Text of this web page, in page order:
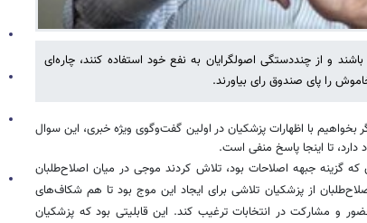
باشند و از چنددستگی اصولگرایان به نفع خود استفاده کنند، چاره‌ای
را پای صندوق رای بیاورند.
بخواهیم با اظهارات پزشکیان در اولین گفت‌وگوی ویژه خبری، این سوال
تا اینجا پاسخ منفی است.
که گزینه جبهه اصلاحات بود، تلاش کردند موجی در میان اصلاح‌طلبان
از پزشکیان تلاشی برای ایجاد این موج بود تا هم شکاف‌های
و مشارکت در انتخابات ترغیب کند. این قابلیتی بود که پزشکیان